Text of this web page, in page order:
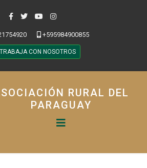
+595984900855
TRABAJA CON NOSOTROS
RURAL DEL
PARAGUAY